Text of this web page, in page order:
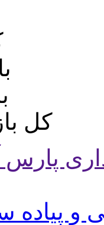
کل
و